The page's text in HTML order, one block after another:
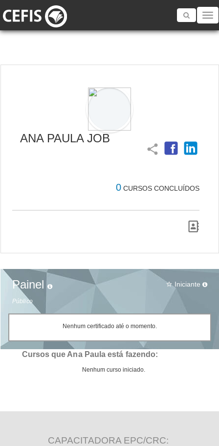
Toggle
ANA PAULA JOB
share
0 CURSOS CONCLUÍDOS
Painel
Público
star_border Iniciante
Nenhum certificado até o momento.
Cursos que Ana Paula está fazendo:
Nenhum curso iniciado.
CAPACITADORA EPC/CRC: